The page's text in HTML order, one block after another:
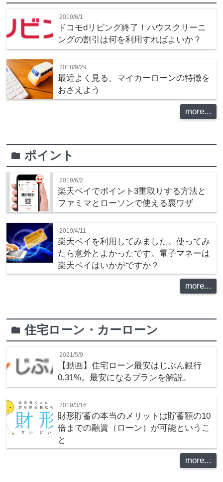
2019/6/1
ドコモdリビング終了！ハウスクリーニ
ングの割引は何を利用すればよいか？
2018/9/29
最近よく見る、マイカーローンの特徴を
おさえよう
more...
folderポイント
2019/6/2
楽天ペイでポイント3重取りする方法と
ファミマとローソンで使える裏ワザ
2019/4/11
楽天ペイを利用してみました。使ってみ
たら意外とよかったです。電子マネーは
楽天ペイはいかがですか？
more...
folder住宅ローン・カーローン
2021/5/9
【動画】住宅ローン最安はじぶん銀行
0.31%。最安になるプランを解説。
2019/3/16
財形貯蓄の本当のメリットは貯蓄額の10
倍までの融資（ローン）が可能というこ
と
more...